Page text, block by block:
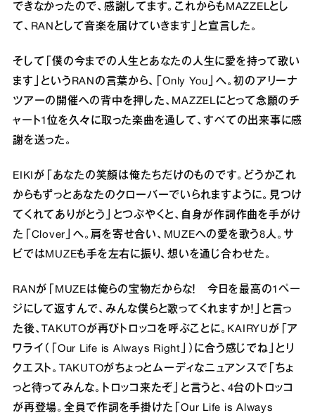
できなかったので、感謝してます。これからもMAZZELとし
て、RANとして音楽を届けていきます」と宣言した。
そして「僕の今までの人生とあなたの人生に愛を持って歌い
ます」というRANの言葉から、「Only You」へ。初のアリーナ
ツアーの開催への背中を押した、MAZZELにとって念願のチ
ャート1位を久々に取った楽曲を通して、すべての出来事に感
謝を送った。
EIKIが「あなたの笑顔は俺たちだけのものです。どうかこれ
からもずっとあなたのクローバーでいられますように。見つけ
てくれてありがとう」とつぶやくと、自身が作詞作曲を手がけ
た「Clover」へ。肩を寄せ合い、MUZEへの愛を歌う8人。サ
ビではMUZEも手を左右に振り、想いを通じ合わせた。
RANが「MUZEは俺らの宝物だからな！ 今日を最高の1ペー
ジにして返すんで、みんな僕らと歌ってくれますか！」と言っ
た後、TAKUTOが再びトロッコを呼ぶことに。KAIRYUが「ア
ワライ（「Our Life is Always Right」）に合う感じでね」とリ
クエスト。TAKUTOがちょっとムーディなニュアンスで「ちょ
っと待ってみんな。トロッコ来たぞ」と言うと、4台のトロッコ
が再登場。全員で作詞を手掛けた「Our Life is Always